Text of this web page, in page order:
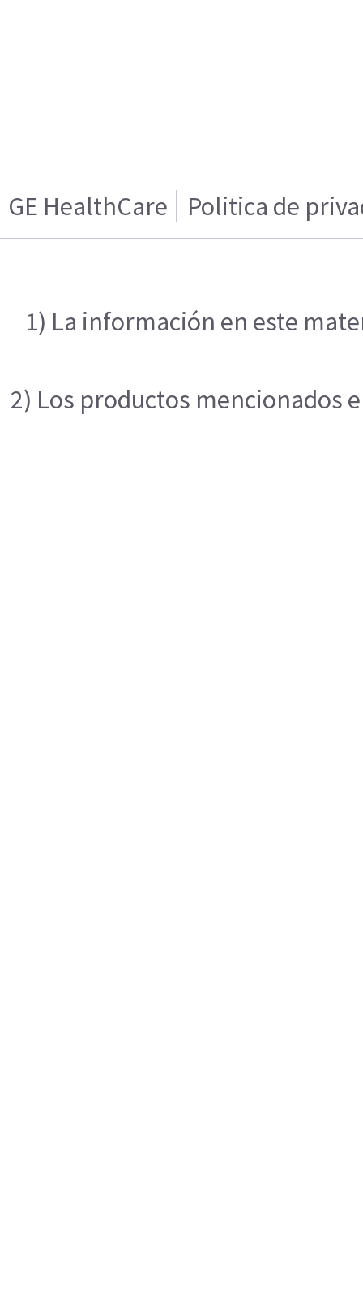
GE HealthCare Politica de
1) La información en este
2) Los productos mencionados